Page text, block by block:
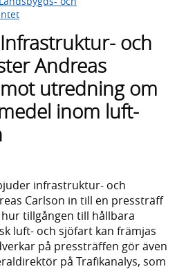
och
Andreas
utredning om
inom luft-
infrastruktur- och
Carlson in till en pressträff
tillgången till hållbara
luft- och sjöfart kan främjas
på pressträffen gör även
på Trafikanalys, som